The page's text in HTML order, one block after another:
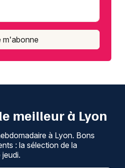
m'abonne
meilleur à Lyon
à Lyon. Bons
: la sélection de la